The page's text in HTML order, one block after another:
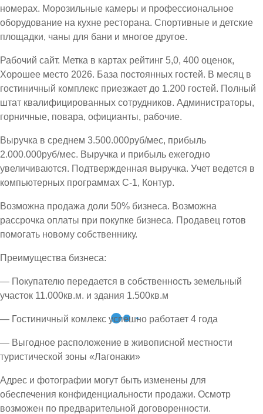
номерах. Морозильные камеры и профессиональное
оборудование на кухне ресторана. Спортивные и детские
площадки, чаны для бани и многое другое.
Рабочий сайт. Метка в картах рейтинг 5,0, 400 оценок,
Хорошее место 2026. База постоянных гостей. В месяц в
гостиничный комплекс приезжает до 1.200 гостей. Полный
штат квалифицированных сотрудников. Администраторы,
горничные, повара, официанты, рабочие.
Выручка в среднем 3.500.000руб/мес, прибыль
2.000.000руб/мес. Выручка и прибыль ежегодно
увеличиваются. Подтвержденная выручка. Учет ведется в
компьютерных программах С-1, Контур.
Возможна продажа доли 50% бизнеса. Возможна
рассрочка оплаты при покупке бизнеса. Продавец готов
помогать новому собственнику.
Преимущества бизнеса:
— Покупателю передается в собственность земельный
участок 11.000кв.м. и здания 1.500кв.м
— Гостиничный комлекс успешно работает 4 года
— Выгодное расположение в живописной местности
туристической зоны «Лагонаки»
Адрес и фотографии могут быть изменены для
обеспечения конфиденциальности продажи. Осмотр
возможен по предварительной договоренности.